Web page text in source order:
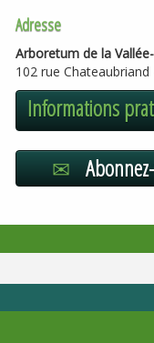
Adresse
Arboretum de la
102 rue
Informations
Abonnez-